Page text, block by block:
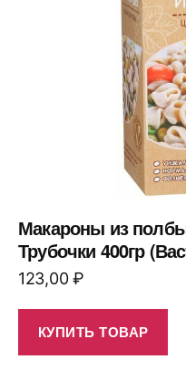
Макароны из
Трубочки 400гр
123,00₽
КУПИТЬ ТОВАР